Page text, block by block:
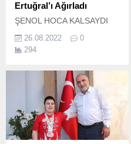
Ertuğral’ı Ağırladı
ŞENOL HOCA KALSAYDI
ŞU AN DÜNYA
KUPASI’NDAYDIK JORGE
JESUS ÇOK ZEKİ BİR
DİREKTÖR TRANSFER
ETMEK EKOL GETİRMEK
DEMEK DEĞİLDİR Yıllarca
yurtdışında birçok ülkede
çalışan...
26.08.2022
0
294